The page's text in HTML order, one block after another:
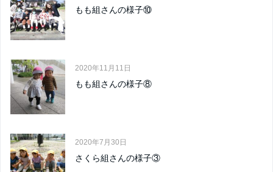
もも組さんの様子⑩
2020年11月11日
もも組さんの様子⑧
2020年7月30日
さくら組さんの様子③